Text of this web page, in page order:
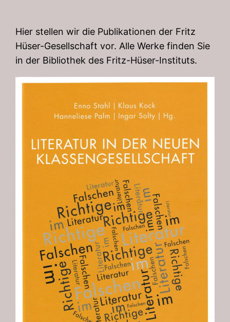
Hier stellen wir die Publikationen der Fritz
Hüser-Gesellschaft vor. Alle Werke finden Sie
in der Bibliothek des Fritz-Hüser-Instituts.